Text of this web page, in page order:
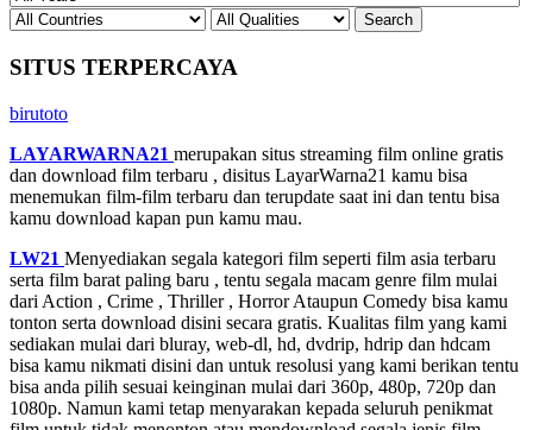
SITUS TERPERCAYA
birutoto
LAYARWARNA21 merupakan situs streaming film online gratis
dan download film terbaru , disitus LayarWarna21 kamu bisa
menemukan film-film terbaru dan terupdate saat ini dan tentu bisa
kamu download kapan pun kamu mau.
LW21 Menyediakan segala kategori film seperti film asia terbaru
serta film barat paling baru , tentu segala macam genre film mulai
dari Action , Crime , Thriller , Horror Ataupun Comedy bisa kamu
tonton serta download disini secara gratis. Kualitas film yang kami
sediakan mulai dari bluray, web-dl, hd, dvdrip, hdrip dan hdcam
bisa kamu nikmati disini dan untuk resolusi yang kami berikan tentu
bisa anda pilih sesuai keinginan mulai dari 360p, 480p, 720p dan
1080p. Namun kami tetap menyarakan kepada seluruh penikmat